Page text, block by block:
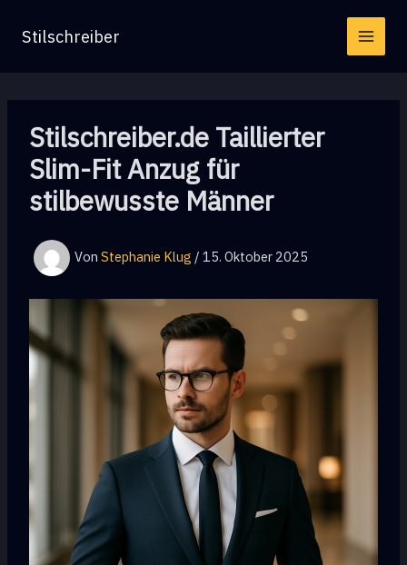
InhaltStilschreiber
Stilschreiber.de Taillierter
Slim-Fit Anzug für
stilbewusste Männer
Von Stephanie Klug / 15. Oktober 2025